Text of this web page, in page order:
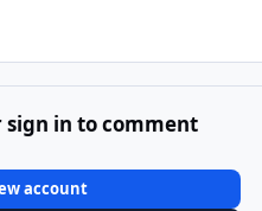
sign in to comment
account